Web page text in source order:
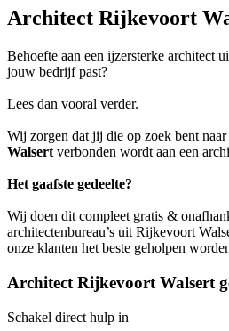
Architect Rijkevoort
Behoefte aan een ijzersterke architect
jouw bedrijf past?
Lees dan vooral verder.
Wij zorgen dat jij die op zoek bent naar
Walsert verbonden wordt aan een
Het gaafste gedeelte?
Wij doen dit compleet gratis &
architectenbureau’s uit Rijkevoort
onze klanten het beste geholpen
Architect Rijkevoort Walsert
Schakel direct hulp in